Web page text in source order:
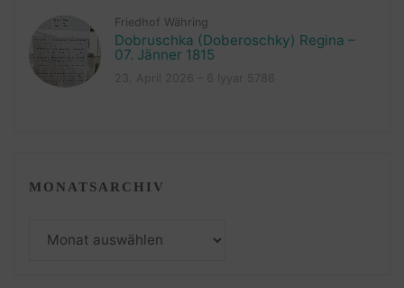
Friedhof Währing
Dobruschka (Doberoschky) Regina –
07. Jänner 1815
MONATSARCHIV
Monatsarchiv